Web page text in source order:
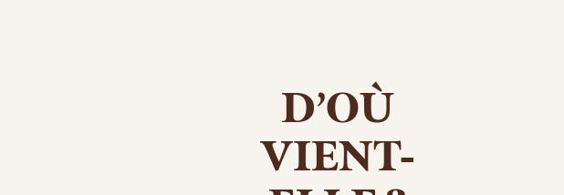
D’OÙ
VIENT-